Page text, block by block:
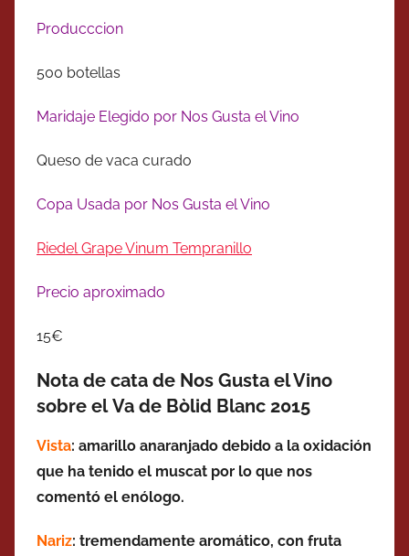
Producccion
500 botellas
Maridaje Elegido por Nos Gusta el Vino
Queso de vaca curado
Copa Usada por Nos Gusta el Vino
Riedel Grape Vinum Tempranillo
Precio aproximado
15€
Nota de cata de Nos Gusta el Vino
sobre el Va de Bòlid Blanc 2015
Vista: amarillo anaranjado debido a la oxidación
que ha tenido el muscat por lo que nos
comentó el enólogo.
Nariz: tremendamente aromático, con fruta